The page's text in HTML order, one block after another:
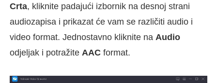
Crta, kliknite padajući izbornik na desnoj strani
audiozapisa i prikazat će vam se različiti audio i
video format. Jednostavno kliknite na Audio
odjeljak i potražite AAC format.